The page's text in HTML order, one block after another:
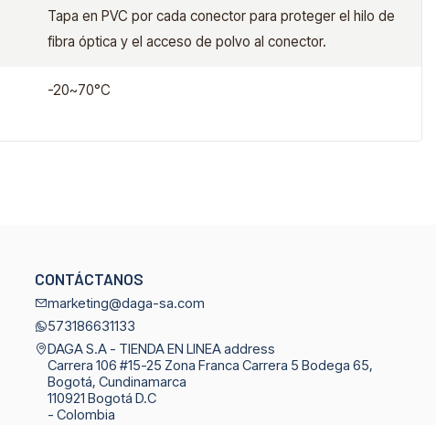
Tapa en PVC por cada conector para proteger el hilo de
fibra óptica y el acceso de polvo al conector.
-20~70°C
CONTÁCTANOS
marketing@daga-sa.com
573186631133
DAGA S.A - TIENDA EN LINEA address
Carrera 106 #15-25 Zona Franca Carrera 5 Bodega 65,
Bogotá, Cundinamarca
110921 Bogotá D.C
- Colombia